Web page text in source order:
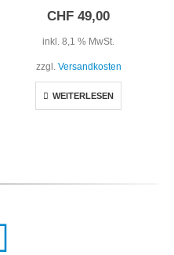
0out of 5
CHF 49,00
inkl. 8,1 % MwSt.
zzgl. Versandkosten
WEITERLESEN